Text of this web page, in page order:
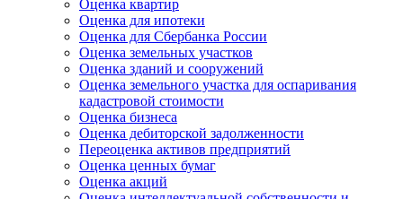
Оценка квартир
Оценка для ипотеки
Оценка для Сбербанка России
Оценка земельных участков
Оценка зданий и сооружений
Оценка земельного участка для оспаривания
кадастровой стоимости
Оценка бизнеса
Оценка дебиторской задолженности
Переоценка активов предприятий
Оценка ценных бумаг
Оценка акций